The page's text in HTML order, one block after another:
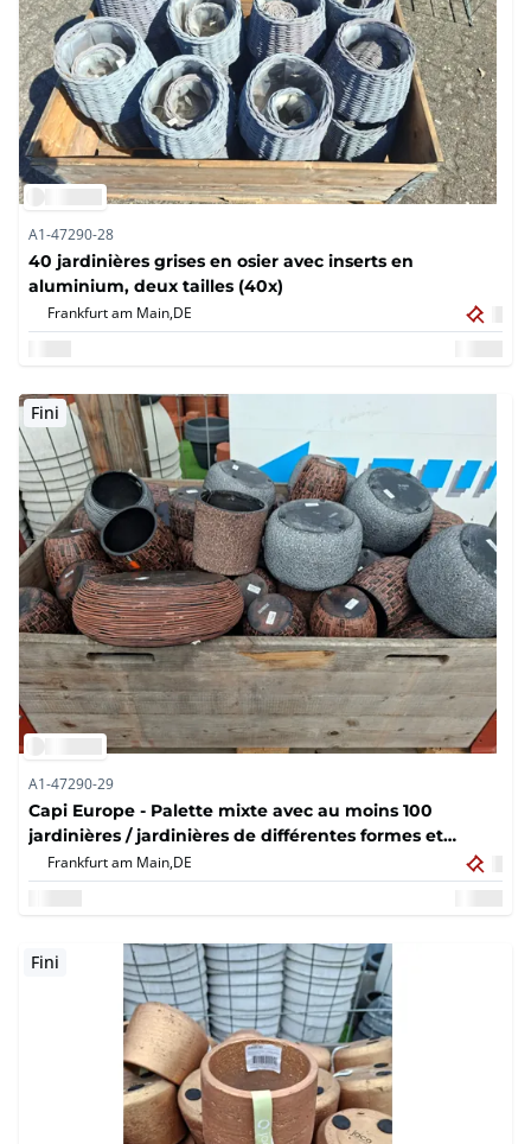
A1-47290-28
40 jardinières grises en osier avec inserts en
aluminium, deux tailles (40x)
Frankfurt am Main,DE
Fini
A1-47290-29
Capi Europe - Palette mixte avec au moins 100
jardinières / jardinières de différentes formes et
designs (100 fois)
Frankfurt am Main,DE
Fini